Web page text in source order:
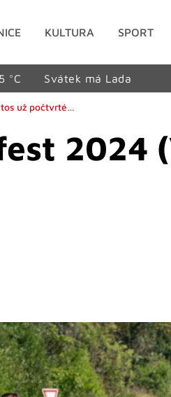
KULTURA SPORT
°C Svátek má Lada
už počtvrté…
2024